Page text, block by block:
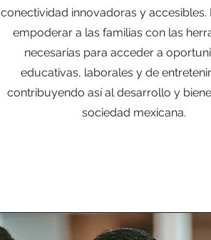
conectividad innovadoras y accesibles.
empoderar a las familias con las
necesarias para acceder a
educativas, laborales y de
contribuyendo así al desarrollo y
sociedad mexicana.